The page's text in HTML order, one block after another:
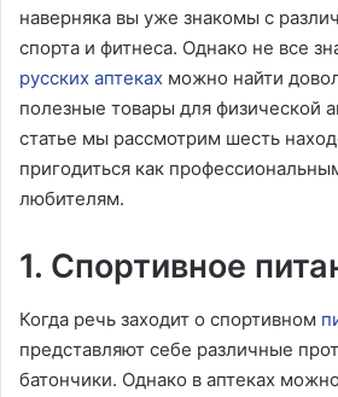
наверняка вы уже знакомы с
спорта и фитнеса. Однако не все
русских аптеках можно найти
полезные товары для физической
статье мы рассмотрим шесть
пригодиться как
любителям.
1. Спортивное
Когда речь заходит о спортивном
представляют себе различные
батончики. Однако в аптеках